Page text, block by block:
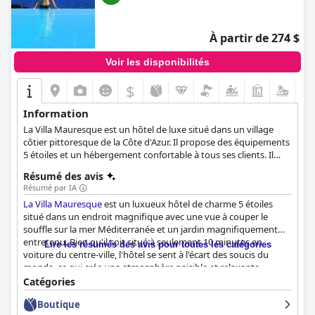
À partir de 274 $
Voir les disponibilités
$
Information
La Villa Mauresque est un hôtel de luxe situé dans un village
côtier pittoresque de la Côte d'Azur. Il propose des équipements
5 étoiles et un hébergement confortable à tous ses clients. Il
restaurant proposant des plats délicieux et des vues
magnifiques sur la mer, un jacuzzi et des piscines extérieures,
ainsi qu'une atmosphère de tranquillité et de relaxation
absolue.
Résumé des avis
Résumé par IA
La Villa Mauresqueest un luxueux hôtel de charme 5 étoiles
situé dans un endroit magnifique avec une vue à couper le
souffle sur la mer Méditerranée et un jardin magnifiquement
entretenu. Bien qu'il soit situé à seulement 10 minutes en
voiture du centre-ville, l'hôtel se sent à l'écart des soucis du
monde, ce qui crée une atmosphère paisible et relaxante,
parfaite pour une escapade romantique. L'hôtel dispose d'un
personnel exceptionnel, professionnel, serviable et amical. Le
restaurant est très apprécié par les clients pour sa cuisine
Lire les résumés des avis pour toutes les catégories
Catégories
Boutique